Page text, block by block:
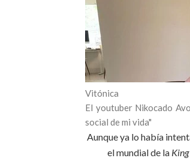
Vitónica
El youtuber Nikocado
social de mi vida"
Aunque ya lo había
el mundial de la